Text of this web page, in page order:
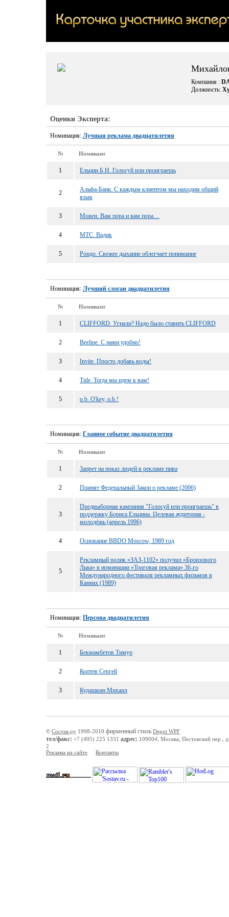
Компания :
Должность:
Оценки Эксперта:
Номинация: Лучшая реклама двадцатилетия
№ Номинант
1 Ельцин Б.Н. Голосуй или проиграешь
2
Альфа-Банк. С каждым клиентом мы находим общий
язык
3 Мовен. Вам пора и вам пора…
4 МТС. Вадик
5 Рондо. Свежее дыхание облегчает понимание
Номинация: Лучший слоган двадцатилетия
№ Номинант
1 CLIFFORD. Угнали? Надо было ставить CLIFFORD
2 Beeline. С нами удобно!
3 Invite. Просто добавь воды!
4 Tide. Тогда мы идем к вам!
5 o.b. O'key, o.b.!
Номинация: Главное событие двадцатилетия
№ Номинант
1 Запрет на показ людей в рекламе пива
2 Принят Федеральный Закон о рекламе (2006)
3
Предвыборная кампания "Голосуй или проиграешь" в
поддержку Бориса Ельцина. Целевая аудитория -
молодёжь (апрель 1996)
4 Основание BBDO Moscow, 1989 год
5
Рекламный ролик «ЗАЗ-1102» получил «Бронзового
Льва» в номинации «Торговая реклама» 36-го
Международного фестиваля рекламных фильмов в
Каннах (1989)
Номинация: Персона двадцатилетия
№ Номинант
1 Бекмамбетов Тимур
2 Коптев Сергей
3 Кудашкин Михаил
© Состав.ру 1998-2010 фирменный стиль Depot WPF
тел/факс: +7 (495) 225 1331 адрес: 109004, Москва, Пестовский пер.,
2
Реклама на сайте
Контакты